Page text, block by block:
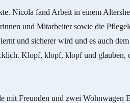
Nicola fand Arbeit in einem
und Mitarbeiter sowie die
und sicherer wird und es auch
Klopf, klopf, klopf und glauben,
Freunden und zwei Wohnwagen